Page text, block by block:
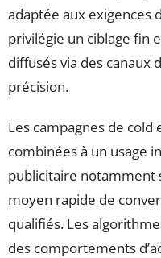
adaptée aux exigences
privilégie un ciblage fin
diffusés via des canaux
précision.
Les campagnes de
combinées à un usage
publicitaire notamment
moyen rapide de
qualifiés. Les
des comportements